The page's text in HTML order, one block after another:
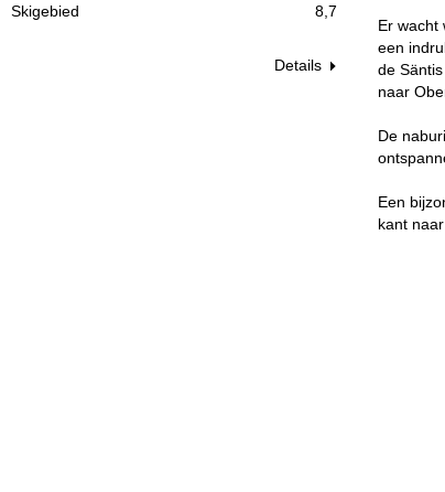
Skigebied 8,7
Details
Er wacht
een
de
naar
De
Een
kant